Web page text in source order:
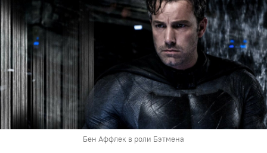
Бен Аффлек в роли Бэтмена